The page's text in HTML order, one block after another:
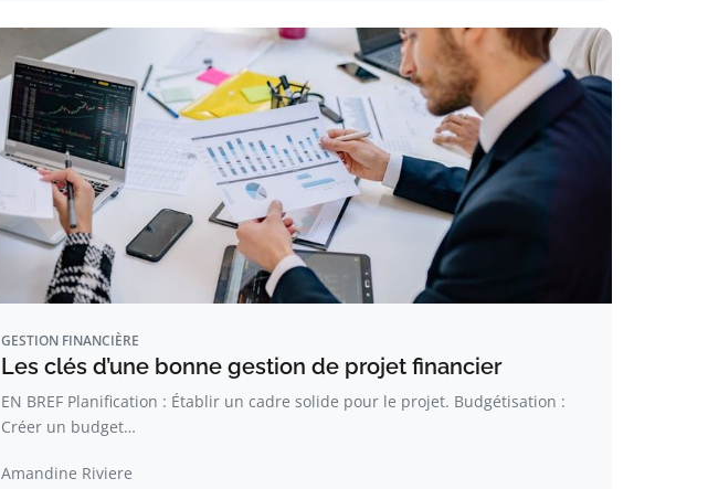
GESTION FINANCIÈRE
Les clés d’une bonne gestion de projet financier
EN BREF Planification : Établir un cadre solide pour le projet. Budgétisation :
Créer un budget…
Amandine Riviere